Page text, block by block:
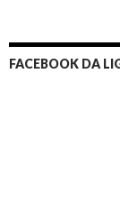
FACEBOOK DA